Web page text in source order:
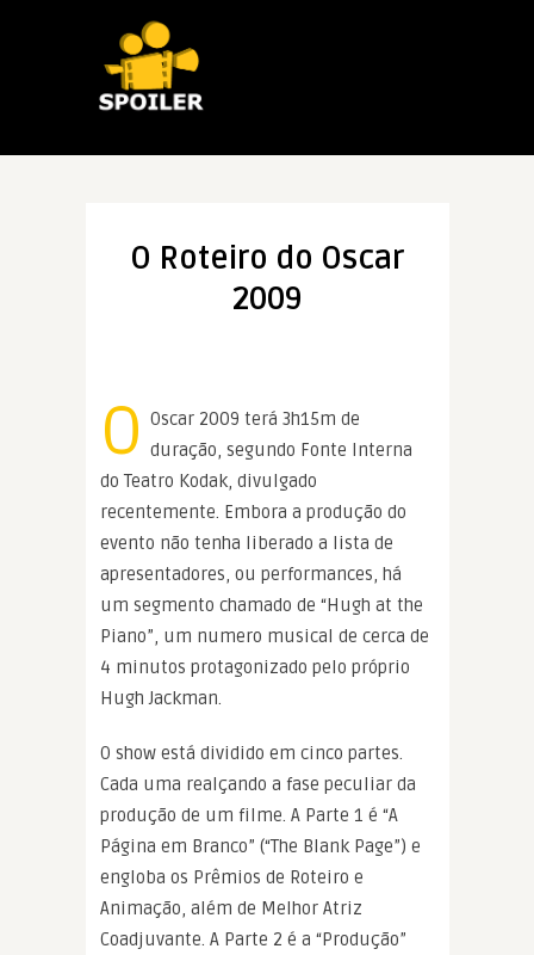
O Roteiro do Oscar
2009
O Oscar 2009 terá 3h15m de
duração, segundo Fonte Interna
do Teatro Kodak, divulgado
recentemente. Embora a produção do
evento não tenha liberado a lista de
apresentadores, ou performances, há
um segmento chamado de “Hugh at the
Piano”, um numero musical de cerca de
4 minutos protagonizado pelo próprio
Hugh Jackman.
O show está dividido em cinco partes.
Cada uma realçando a fase peculiar da
produção de um filme. A Parte 1 é “A
Página em Branco” (“The Blank Page”) e
engloba os Prêmios de Roteiro e
Animação, além de Melhor Atriz
Coadjuvante. A Parte 2 é a “Produção”